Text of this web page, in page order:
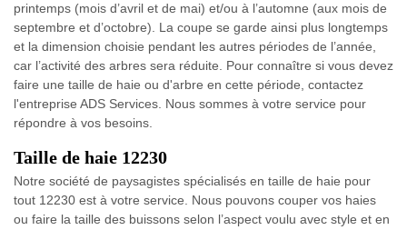
printemps (mois d’avril et de mai) et/ou à l’automne (aux mois de
septembre et d’octobre). La coupe se garde ainsi plus longtemps
et la dimension choisie pendant les autres périodes de l’année,
car l’activité des arbres sera réduite. Pour connaître si vous devez
faire une taille de haie ou d'arbre en cette période, contactez
l'entreprise ADS Services. Nous sommes à votre service pour
répondre à vos besoins.
Taille de haie 12230
Notre société de paysagistes spécialisés en taille de haie pour
tout 12230 est à votre service. Nous pouvons couper vos haies
ou faire la taille des buissons selon l’aspect voulu avec style et en